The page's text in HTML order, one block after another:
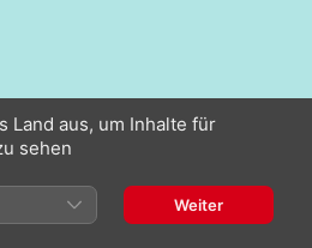
Land aus, um Inhalte für
sehen
Weiter